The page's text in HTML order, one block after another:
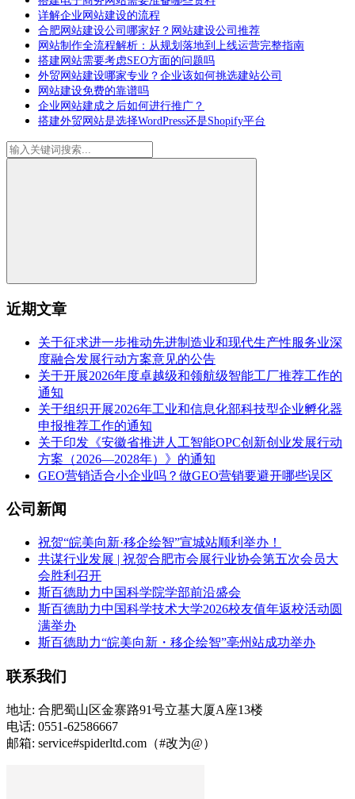
详解企业网站建设的流程
合肥网站建设公司哪家好？网站建设公司推荐
网站制作全流程解析：从规划落地到上线运营完整指南
搭建网站需要考虑SEO方面的问题吗
外贸网站建设哪家专业？企业该如何挑选建站公司
网站建设免费的靠谱吗
企业网站建成之后如何进行推广？
搭建外贸网站是选择WordPress还是Shopify平台
近期文章
关于征求进一步推动先进制造业和现代生产性服务业深
度融合发展行动方案意见的公告
关于开展2026年度卓越级和领航级智能工厂推荐工作的
通知
关于组织开展2026年工业和信息化部科技型企业孵化器
申报推荐工作的通知
关于印发《安徽省推进人工智能OPC创新创业发展行动
方案（2026—2028年）》的通知
GEO营销适合小企业吗？做GEO营销要避开哪些误区
公司新闻
祝贺“皖美向新·移企绘智”宣城站顺利举办！
共谋行业发展 | 祝贺合肥市会展行业协会第五次会员大
会胜利召开
斯百德助力中国科学院学部前沿盛会
斯百德助力中国科学技术大学2026校友值年返校活动圆
满举办
斯百德助力“皖美向新・移企绘智”亳州站成功举办
联系我们
地址: 合肥蜀山区金寨路91号立基大厦A座13楼
电话: 0551-62586667
邮箱: service#spiderltd.com（#改为@）